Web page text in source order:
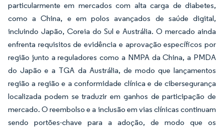
particularmente em mercados com alta carga de diabetes,
como a China, e em polos avançados de saúde digital,
incluindo Japão, Coreia do Sul e Austrália. O mercado ainda
enfrenta requisitos de evidência e aprovação específicos por
região junto a reguladores como a NMPA da China, a PMDA
do Japão e a TGA da Austrália, de modo que lançamentos
região a região e a conformidade clínica e de cibersegurança
localizada podem se traduzir em ganhos de participação de
mercado. O reembolso e a inclusão em vias clínicas continuam
sendo portões-chave para a adoção, de modo que os